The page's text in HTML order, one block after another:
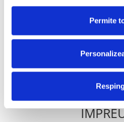
Permite
FRECVENT